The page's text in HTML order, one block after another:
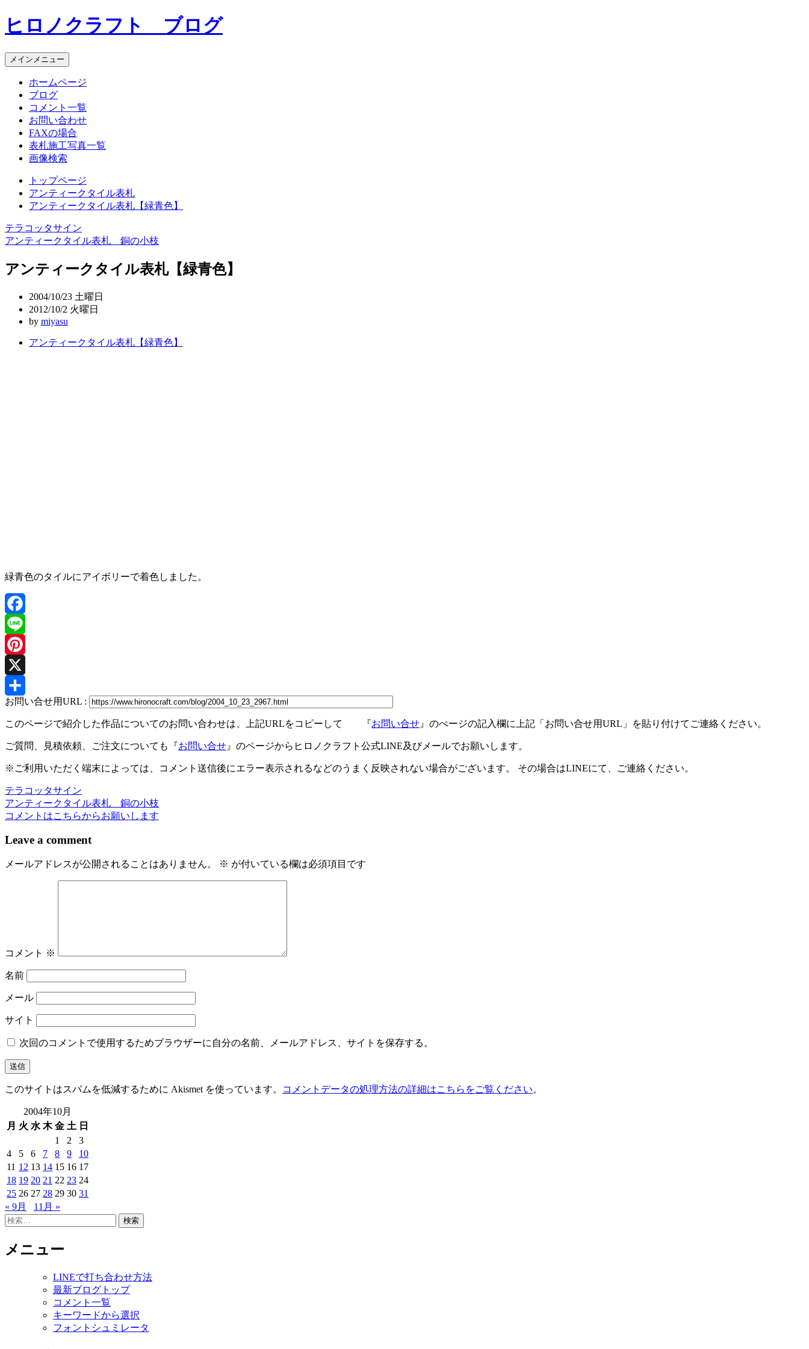
コ
ン
ン
ツ
ヒロノクラフト ブログ
メインメニュー
ホームページ
ブログ
コメント一覧
お問い合わせ
FAXの場合
表札施工写真一覧
画像検索
トップページ
アンティークタイル表札
アンティークタイル表札【緑青色】
投
稿
ナ
テラコッタサイン
アンティークタイル表札 銅の小枝
アンティークタイル表札【緑青色】
2004/10/23 土曜日
2012/10/2 火曜日
by miyasu
アンティークタイル表札【緑青色】
緑青色のタイルにアイボリーで着色しました。
Facebook
Line
Pinterest
X
共
有
お問い合せ用URL :
このページで紹介した作品についてのお問い合わせは、上記URLをコピーして 『お問い合せ 』のぺージの記入欄に上記「お問い合せ用URL」を貼り付けてご連絡ください。
ご質問、見積依頼、ご注文についても『お問い合せ 』のページからヒロノクラフト公式LINE及びメールでお願いします。
※ご利用いただく端末によっては、コメント送信後にエラー表示されるなどのうまく反映されない場合がございます。 その場合はLINEにて、ご連絡ください。
投
稿
ナ
ゲ
ン
テラコッタサイン
アンティークタイル表札 銅の小枝
コメントはこちらからお願いします
Leave a comment
メールアドレスが公開されることはありません。 ※ が付いている欄は必須項目です
コメント ※
名前
メール
サイト
次回のコメントで使用するためブラウザーに自分の名前、メールアドレス、サイトを保存する。
このサイトはスパムを低減するために Akismet を使っています。 コメントデータの処理方法の詳細はこちらをご覧ください。
2004年10月
月 火 水 木 金 土 日
1
2
3
4
5 6 7 8 9
10
11 12 13 14 15 16 17
18 19 20 21 22 23 24
25 26 27 28 29 30 31
« 9月
11月 »
検
メニュー
LINEで打ち合わせ方法
最新ブログトップ
コメント一覧
キーワードから選択
フォントシュミレータ